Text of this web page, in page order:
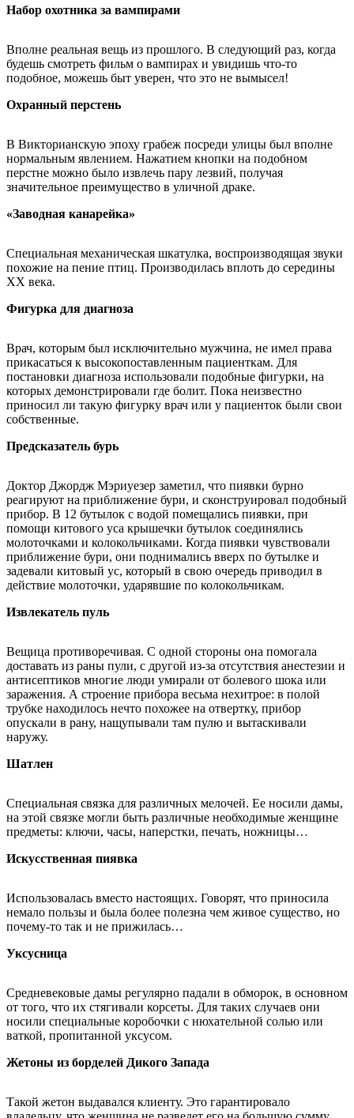
Набор охотника за вампирами
Вполне реальная вещь из прошлого. В следующий раз, когда
будешь смотреть фильм о вампирах и увидишь что-то
подобное, можешь быт уверен, что это не вымысел!
Охранный перстень
В Викторианскую эпоху грабеж посреди улицы был вполне
нормальным явлением. Нажатием кнопки на подобном
перстне можно было извлечь пару лезвий, получая
значительное преимущество в уличной драке.
«Заводная канарейка»
Специальная механическая шкатулка, воспроизводящая звуки
похожие на пение птиц. Производилась вплоть до середины
XX века.
Фигурка для диагноза
Врач, которым был исключительно мужчина, не имел права
прикасаться к высокопоставленным пациенткам. Для
постановки диагноза использовали подобные фигурки, на
которых демонстрировали где болит. Пока неизвестно
приносил ли такую фигурку врач или у пациенток были свои
собственные.
Предсказатель бурь
Доктор Джордж Мэриуезер заметил, что пиявки бурно
реагируют на приближение бури, и сконструировал подобный
прибор. В 12 бутылок с водой помещались пиявки, при
помощи китового уса крышечки бутылок соединялись
молоточками и колокольчиками. Когда пиявки чувствовали
приближение бури, они поднимались вверх по бутылке и
задевали китовый ус, который в свою очередь приводил в
действие молоточки, ударявшие по колокольчикам.
Извлекатель пуль
Вещица противоречивая. С одной стороны она помогала
доставать из раны пули, с другой из-за отсутствия анестезии и
антисептиков многие люди умирали от болевого шока или
заражения. А строение прибора весьма нехитрое: в полой
трубке находилось нечто похожее на отвертку, прибор
опускали в рану, нащупывали там пулю и вытаскивали
наружу.
Шатлен
Специальная связка для различных мелочей. Ее носили дамы,
на этой связке могли быть различные необходимые женщине
предметы: ключи, часы, наперстки, печать, ножницы…
Искусственная пиявка
Использовалась вместо настоящих. Говорят, что приносила
немало пользы и была более полезна чем живое существо, но
почему-то так и не прижилась…
Уксусница
Средневековые дамы регулярно падали в обморок, в основном
от того, что их стягивали корсеты. Для таких случаев они
носили специальные коробочки с нюхательной солью или
ваткой, пропитанной уксусом.
Жетоны из борделей Дикого Запада
Такой жетон выдавался клиенту. Это гарантировало